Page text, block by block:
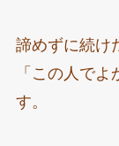
諦めずに続け
「この人で
す。